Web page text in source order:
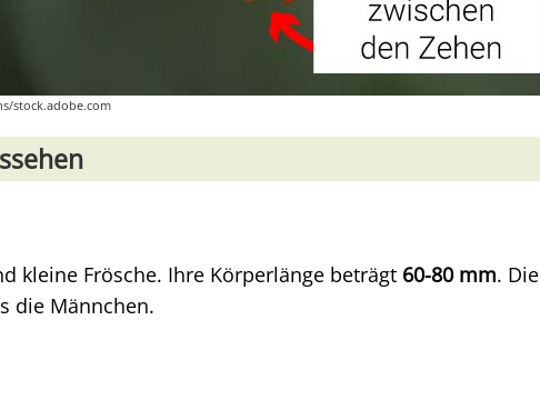
stock.adobe.com
kleine Frösche. Ihre Körperlänge beträgt 60-80 mm. Die
die Männchen.